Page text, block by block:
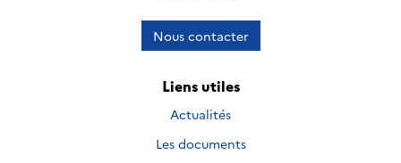
Nous contacter
Liens utiles
Actualités
Les documents